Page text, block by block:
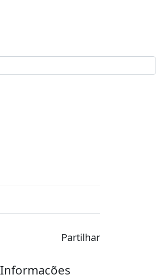
Partilhar
Informações